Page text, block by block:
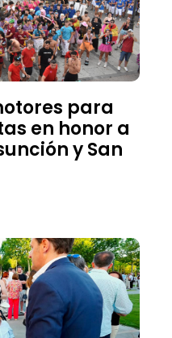
para
en honor a
y San